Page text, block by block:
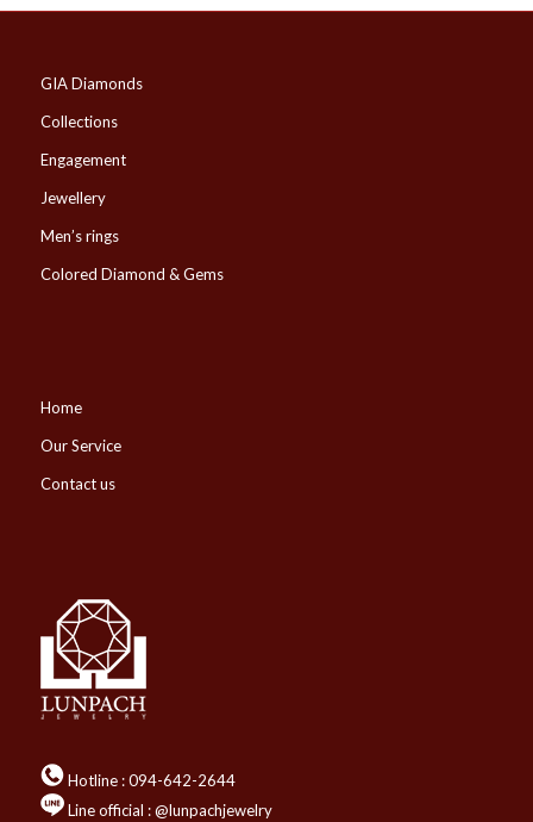
GIA Diamonds
Collections
Engagement
Jewellery
Men’s rings
Colored Diamond & Gems
Home
Our Service
Contact us
Hotline :094-642-2644
Line official : @lunpachjewelry